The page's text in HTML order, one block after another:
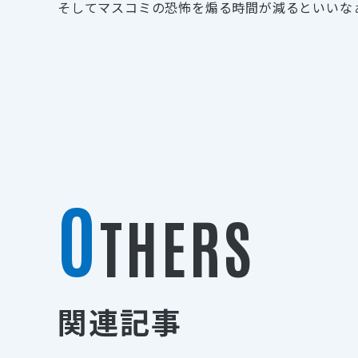
そしてマスコミの恐怖を煽る時間が減るといい
OTHERS
関連記事